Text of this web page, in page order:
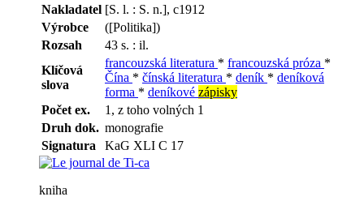
Nakladatel [S. l. : S. n.], c1912
Výrobce
([Politika])
Rozsah
43 s. : il.
Klíčová
slova
francouzská literatura * francouzská próza *
Čína * čínská literatura * deník * deníková
forma * deníkové zápisky
Počet ex.
1, z toho volných 1
Druh dok. monografie
Signatura
KaG XLI C 17
kniha